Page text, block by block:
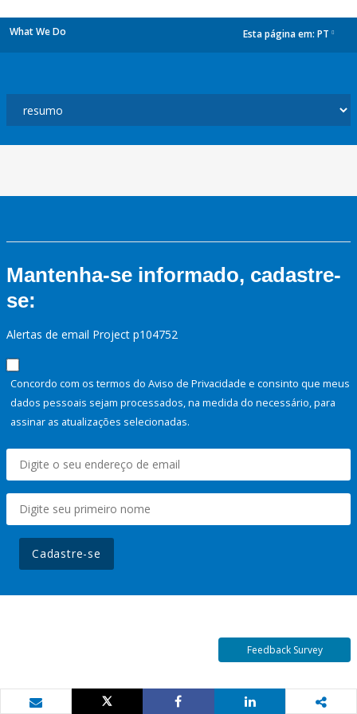
What We Do Esta página em: PT
Mantenha-se informado, cadastre-
se:
Alertas de email Project p104752
Concordo com os termos do Aviso de Privacidade e consinto que meus
dados pessoais sejam processados, na medida do necessário, para
assinar as atualizações selecionadas.
Cadastre-se
Feedback Survey